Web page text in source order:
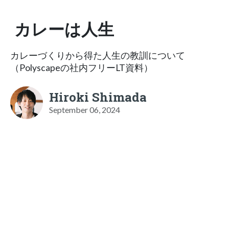
カレーは人生
カレーづくりから得た人生の教訓について
（Polyscapeの社内フリーLT資料）
Hiroki Shimada
September 06, 2024